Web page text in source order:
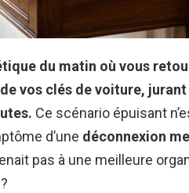
du matin où vous
vos clés de voiture,
Ce scénario épuisant
d’une déconnexion
pas à une meilleure